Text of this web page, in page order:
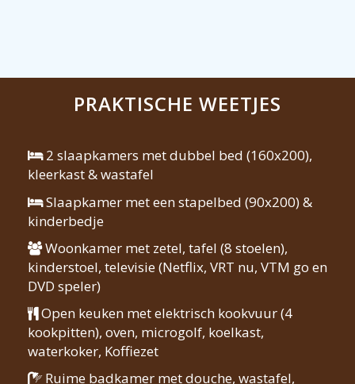
PRAKTISCHE WEETJES
2 slaapkamers met dubbel bed (160x200),
kleerkast & wastafel
Slaapkamer met een stapelbed (90x200) &
kinderbedje
Woonkamer met zetel, tafel (8 stoelen),
kinderstoel, televisie (Netflix, VRT nu, VTM go en
DVD speler)
Open keuken met elektrisch kookvuur (4
kookpitten), oven, microgolf, koelkast,
waterkoker, Koffiezet
Ruime badkamer met douche, wastafel,